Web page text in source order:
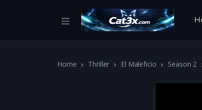
Home Thriller El Maleficio Season 2